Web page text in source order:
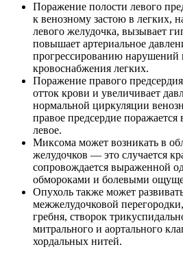
Поражение полости левого
к венозному застою в легких,
левого желудочка, вызывает
повышает артериальное
прогрессированию нарушений
кровоснабжения легких.
Поражение правого
отток крови и увеличивает
нормальной циркуляции
правое предсердие поражается
левое.
Миксома может возникать в
желудочков — это случается
сопровождается выраженной
обмороками и болевыми
Опухоль также может
межжелудочковой
гребня, створок
митрального и аортального
хордальных нитей.